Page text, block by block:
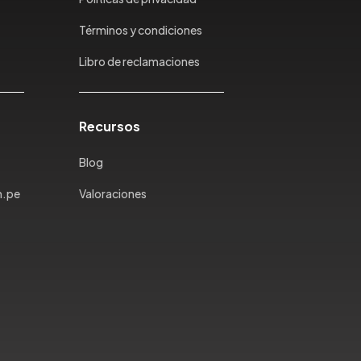
Términos y condiciones
Libro de reclamaciones
Recursos
Blog
Valoraciones